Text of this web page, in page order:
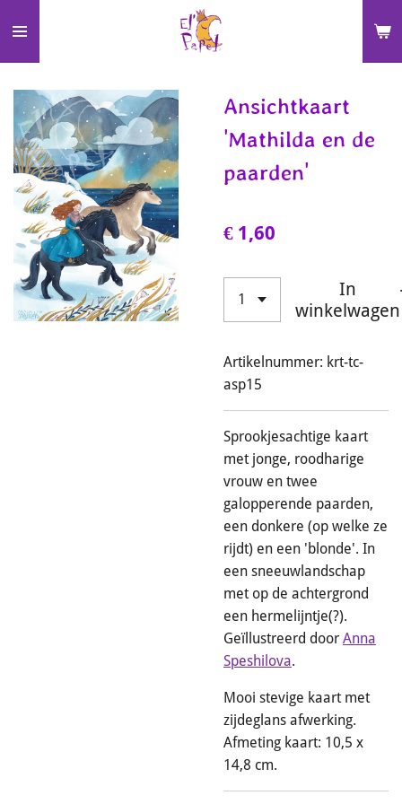
direct
naar
de
hoofdinhoud
Ansichtkaart
'Mathilda en de
paarden'
€ 1,60
In
winkelwagen
Artikelnummer: krt-tc-
asp15
Sprookjesachtige kaart
met jonge, roodharige
vrouw en twee
galopperende paarden,
een donkere (op welke ze
rijdt) en een 'blonde'. In
een sneeuwlandschap
met op de achtergrond
een hermelijntje(?).
Geïllustreerd door Anna
Speshilova.
Mooi stevige kaart met
zijdeglans afwerking.
Afmeting kaart: 10,5 x
14,8 cm.